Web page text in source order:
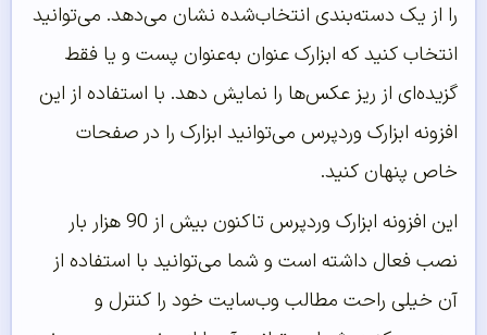
را از یک دسته‌بندی انتخاب‌شده نشان می‌دهد. می‌توانید
انتخاب کنید که ابزارک عنوان به‌عنوان پست و یا فقط
گزیده‌ای از ریز عکس‌ها را نمایش دهد. با استفاده از این
افزونه ابزارک وردپرس می‌توانید ابزارک را در صفحات
خاص پنهان کنید.
این افزونه ابزارک وردپرس تاکنون بیش از 90 هزار بار
نصب فعال داشته است و شما می‌توانید با استفاده از
آن خیلی راحت مطالب وب‌سایت خود را کنترل و